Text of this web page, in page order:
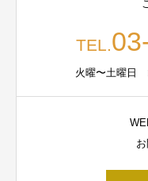
TEL.
火曜〜土曜日